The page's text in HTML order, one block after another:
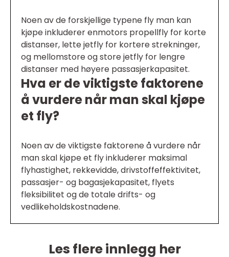
Noen av de forskjellige typene fly man kan
kjøpe inkluderer enmotors propellfly for korte
distanser, lette jetfly for kortere strekninger,
og mellomstore og store jetfly for lengre
distanser med høyere passasjerkapasitet.
Hva er de viktigste faktorene
å vurdere når man skal kjøpe
et fly?
Noen av de viktigste faktorene å vurdere når
man skal kjøpe et fly inkluderer maksimal
flyhastighet, rekkevidde, drivstoffeffektivitet,
passasjer- og bagasjekapasitet, flyets
fleksibilitet og de totale drifts- og
vedlikeholdskostnadene.
Les flere innlegg her